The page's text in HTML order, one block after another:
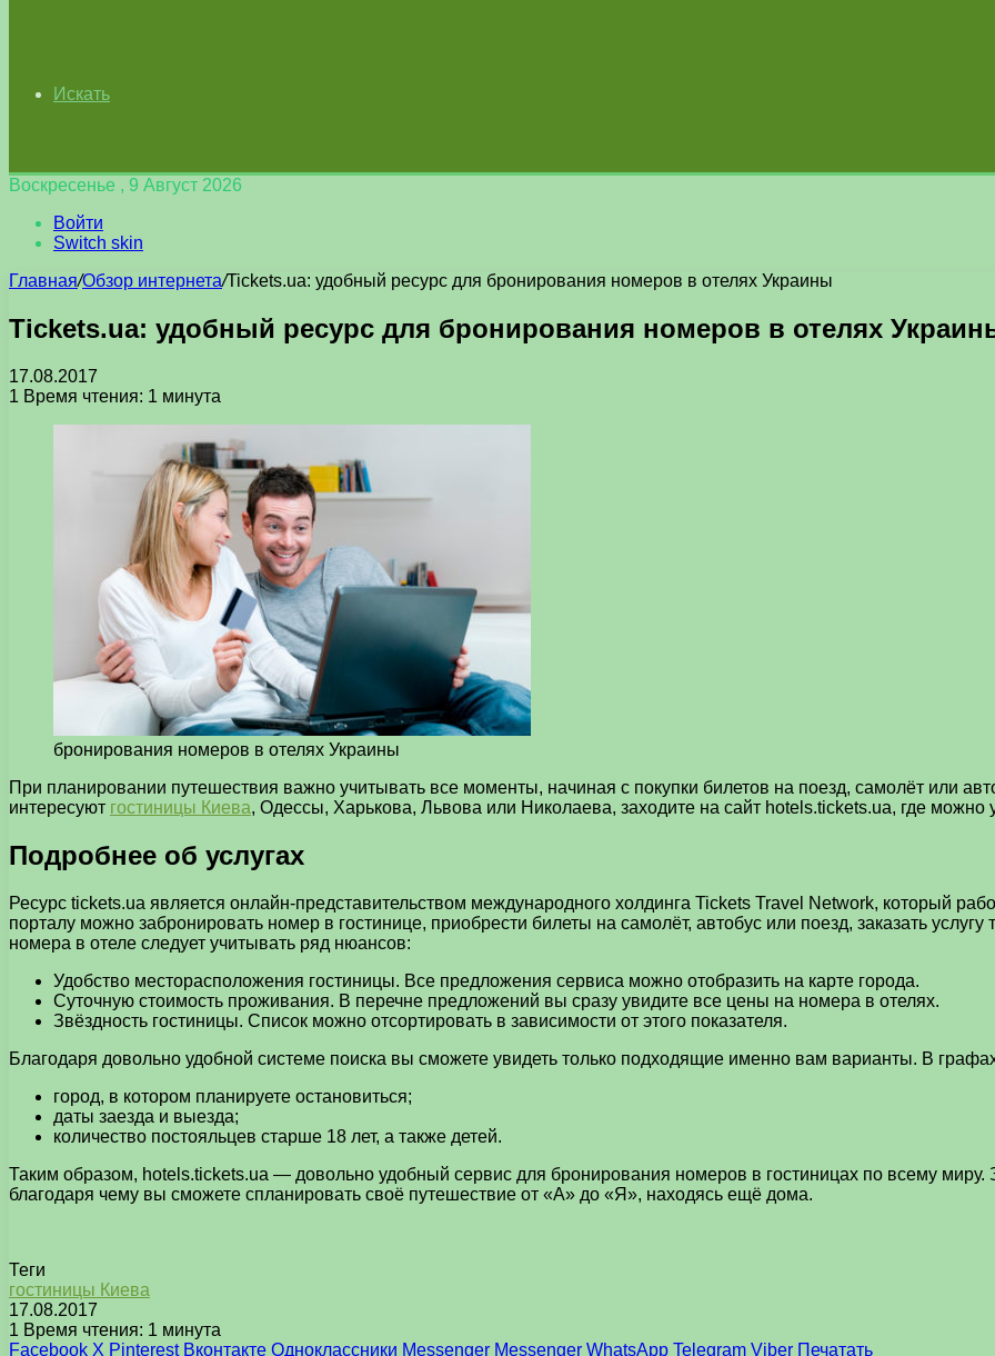
Искать
Воскресенье , 9 Август 2026
Войти
Switch skin
Главная/Обзор интернета/Tickets.ua: удобный ресурс для бронирования номеров в отелях Украины
Tickets.ua: удобный ресурс для бронирования номеров в отелях
17.08.2017
1 Время чтения: 1 минута
бронирования номеров в отелях Украины
При планировании путешествия важно учитывать все моменты, начиная с покупки билетов на поезд, самолёт или
интересуют гостиницы Киева, Одессы, Харькова, Львова или Николаева, заходите на сайт hotels.tickets.ua, где
Подробнее об услугах
Ресурс tickets.ua является онлайн-представительством международного холдинга Tickets Travel Network, который
порталу можно забронировать номер в гостинице, приобрести билеты на самолёт, автобус или поезд, заказать
номера в отеле следует учитывать ряд нюансов:
Удобство месторасположения гостиницы. Все предложения сервиса можно отобразить на карте города.
Суточную стоимость проживания. В перечне предложений вы сразу увидите все цены на номера в отелях.
Звёздность гостиницы. Список можно отсортировать в зависимости от этого показателя.
Благодаря довольно удобной системе поиска вы сможете увидеть только подходящие именно вам варианты. В
город, в котором планируете остановиться;
даты заезда и выезда;
количество постояльцев старше 18 лет, а также детей.
Таким образом, hotels.tickets.ua — довольно удобный сервис для бронирования номеров в гостиницах по всему миру.
благодаря чему вы сможете спланировать своё путешествие от «А» до «Я», находясь ещё дома.
Теги
гостиницы Киева
17.08.2017
1 Время чтения: 1 минута
Facebook X Pinterest Вконтакте Одноклассники Messenger Messenger WhatsApp Telegram Viber Печатать